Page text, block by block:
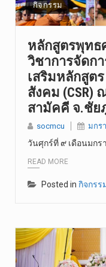
กิจกรรม
หลักสูตรพุท
วิชาการจัดก
เสริมหลักสูต
สังคม (CSR)
สามัคคี จ.ชัย
socmcu มกร
วันศุกร์ที่ ๙ เดือนมกร
READ MORE
Posted in กิจกรร